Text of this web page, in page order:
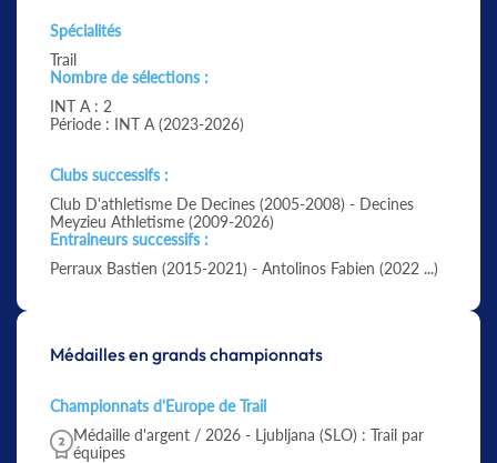
Spécialités
Trail
Nombre de sélections :
INT A : 2
Période : INT A (2023-2026)
Clubs successifs :
Club D'athletisme De Decines (2005-2008) - Decines
Meyzieu Athletisme (2009-2026)
Entraineurs successifs :
Perraux Bastien (2015-2021) - Antolinos Fabien (2022 ...)
Médailles en grands championnats
Championnats d'Europe de Trail
Médaille d'argent / 2026 - Ljubljana (SLO) : Trail par
équipes